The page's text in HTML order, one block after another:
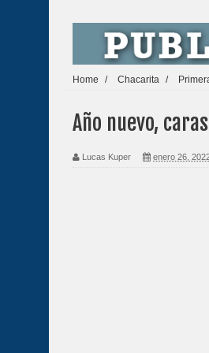
Home / Chacarita /
Año nuevo,
Lucas Kuper enero 26,